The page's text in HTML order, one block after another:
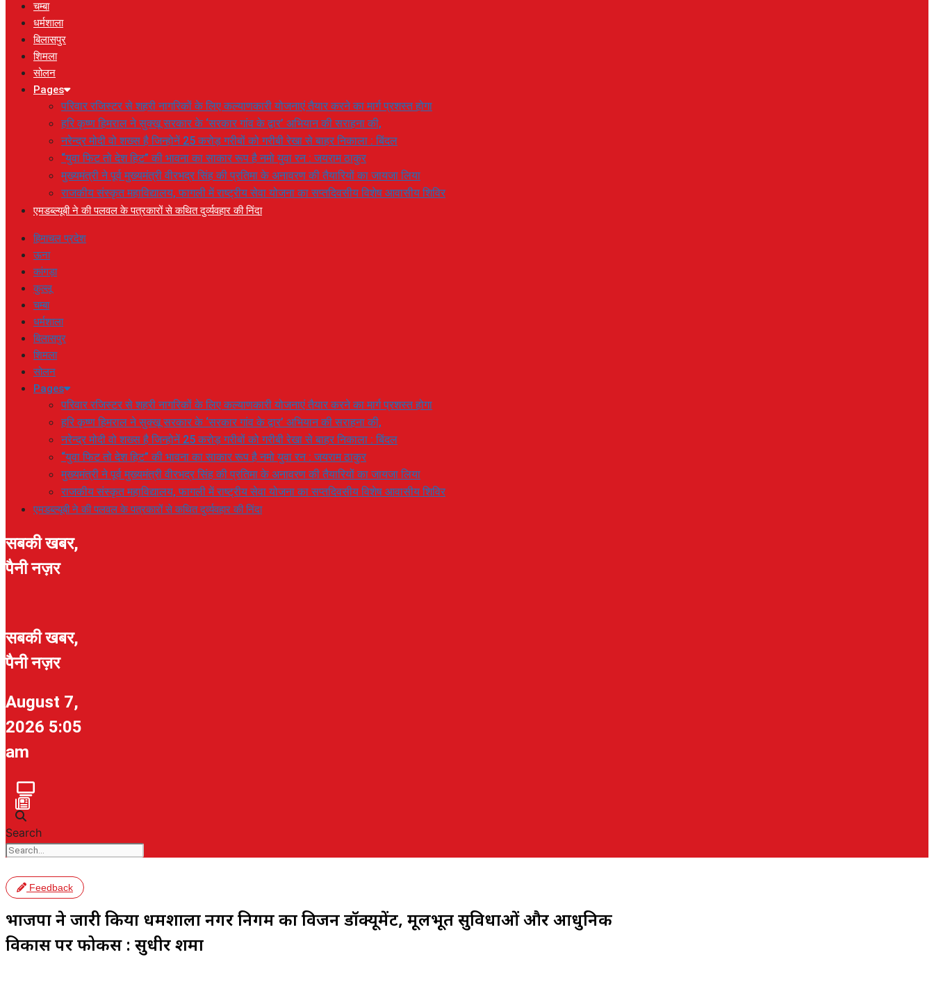
चम्बा
धर्मशाला
बिलासपुर
शिमला
सोलन
Pages
परिवार रजिस्टर से शहरी नागरिकों के लिए कल्याणकारी योजनाएं तैयार करने का मार्ग प्रशस्त होगा
हरि कृष्ण हिमराल ने सुक्खू सरकार के ‘सरकार गांव के द्वार’ अभियान की सराहना की,
नरेन्द्र मोदी वो शख्स है जिन्होनें 25 करोड़ गरीबों को गरीबी रेखा से बाहर निकाला : बिंदल
“युवा फिट तो देश हिट” की भावना का साकार रूप है नमो युवा रन : जयराम ठाकुर
मुख्यमंत्री ने पूर्व मुख्यमंत्री वीरभद्र सिंह की प्रतिमा के अनावरण की तैयारियों का जायजा लिया
राजकीय संस्कृत महाविद्यालय, फागली में राष्ट्रीय सेवा योजना का सप्तदिवसीय विशेष आवासीय शिविर
एमडब्ल्यूबी ने की पलवल के पत्रकारों से कथित दुर्व्यवहार की निंदा
हिमाचल प्रदेश
ऊना
कांगड़ा
कुल्लू
चम्बा
धर्मशाला
बिलासपुर
शिमला
सोलन
Pages
परिवार रजिस्टर से शहरी नागरिकों के लिए कल्याणकारी योजनाएं तैयार करने का मार्ग प्रशस्त होगा
हरि कृष्ण हिमराल ने सुक्खू सरकार के ‘सरकार गांव के द्वार’ अभियान की सराहना की,
नरेन्द्र मोदी वो शख्स है जिन्होनें 25 करोड़ गरीबों को गरीबी रेखा से बाहर निकाला : बिंदल
“युवा फिट तो देश हिट” की भावना का साकार रूप है नमो युवा रन : जयराम ठाकुर
मुख्यमंत्री ने पूर्व मुख्यमंत्री वीरभद्र सिंह की प्रतिमा के अनावरण की तैयारियों का जायजा लिया
राजकीय संस्कृत महाविद्यालय, फागली में राष्ट्रीय सेवा योजना का सप्तदिवसीय विशेष आवासीय शिविर
एमडब्ल्यूबी ने की पलवल के पत्रकारों से कथित दुर्व्यवहार की निंदा
सबकी खबर,
पैनी नज़र
सबकी खबर,
पैनी नज़र
August 7,
2026 5:05
am
Search
Feedback
भाजपा ने जारी किया धर्मशाला नगर निगम का विजन डॉक्यूमेंट, मूलभूत सुविधाओं और आधुनिक
विकास पर फोकस : सुधीर शर्मा